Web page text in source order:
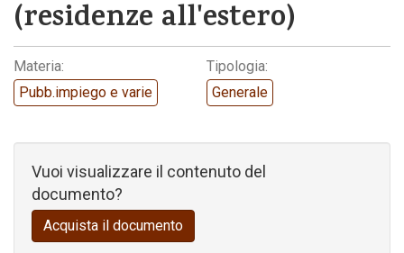
Codice della strada
(residenze all'estero)
Materia:
Pubb.impiego e varie
Tipologia:
Generale
Vuoi visualizzare il contenuto del
documento?
Acquista il documento